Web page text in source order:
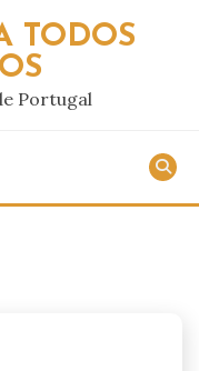
TODOS
Portugal